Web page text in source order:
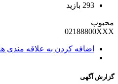
293 بازید
اضافه کردن به علاقه مندی ها
آگهی